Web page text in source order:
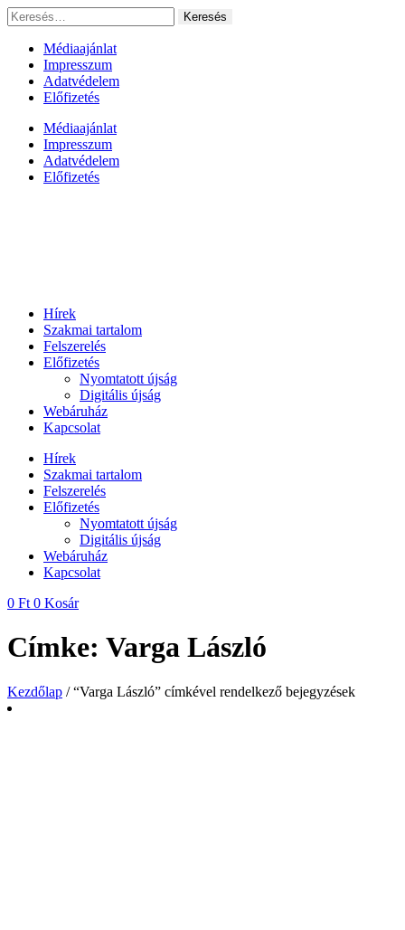
Ugrás
a
tartalomhoz
Keresés:
Médiaajánlat
Impresszum
Adatvédelem
Előfizetés
Médiaajánlat
Impresszum
Adatvédelem
Előfizetés
Hírek
Szakmai tartalom
Felszerelés
Előfizetés
Nyomtatott újság
Digitális újság
Webáruház
Kapcsolat
Hírek
Szakmai tartalom
Felszerelés
Előfizetés
Nyomtatott újság
Digitális újság
Webáruház
Kapcsolat
0 Ft 0 Kosár
Címke: Varga László
Kezdőlap / “Varga László” címkével rendelkező bejegyzések